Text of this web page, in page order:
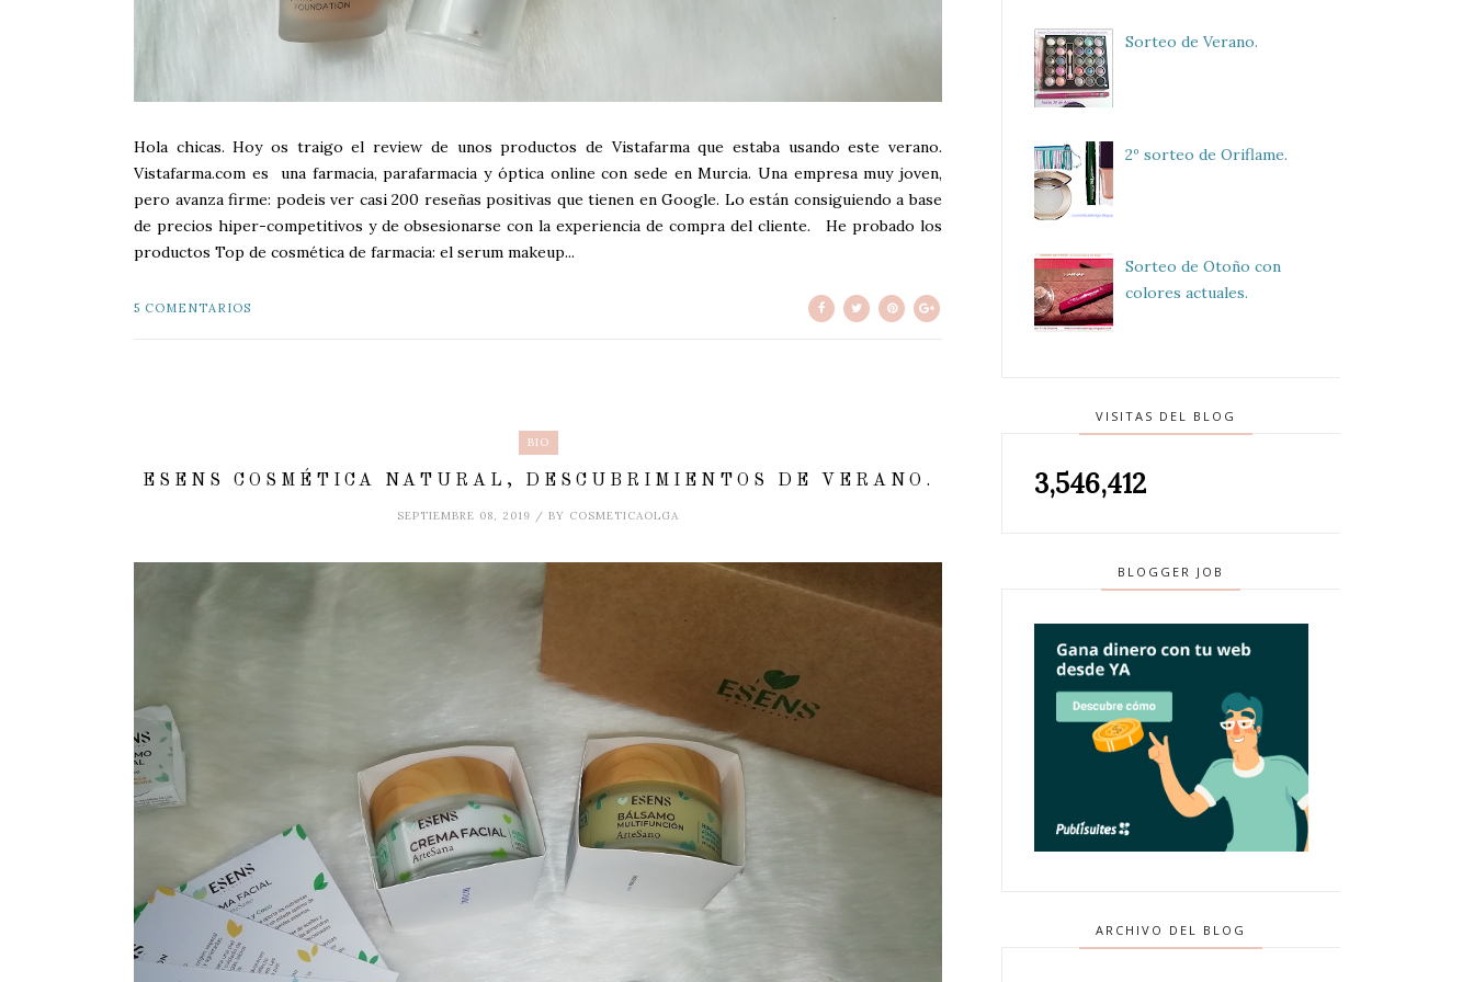
Hola chicas. Hoy os traigo el review de unos productos de Vistafarma que estaba usando este verano.
Vistafarma.com es una farmacia, parafarmacia y óptica online con sede en Murcia. Una empresa muy joven,
pero avanza firme: podeis ver casi 200 reseñas positivas que tienen en Google. Lo están consiguiendo a base
de precios hiper-competitivos y de obsesionarse con la experiencia de compra del cliente. He probado los
productos Top de cosmética de farmacia: el serum makeup...
5 COMENTARIOS
BIO
ESENS COSMÉTICA NATURAL, DESCUBRIMIENTOS DE VERANO.
SEPTIEMBRE 08, 2019 / BY COSMETICAOLGA
Sorteo de Verano.
2º sorteo de Oriflame.
Sorteo de Otoño con
colores actuales.
VISITAS DEL BLOG
3,546,412
BLOGGER JOB
ARCHIVO DEL BLOG